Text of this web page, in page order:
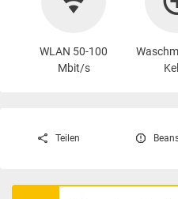
WLAN 50-100
Mbit/s
Teilen